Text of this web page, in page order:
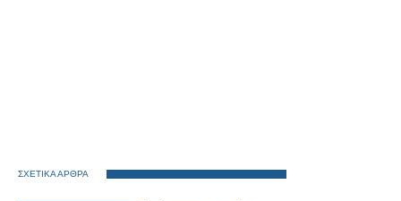
ΣΧΕΤΙΚΑ ΑΡΘΡΑ